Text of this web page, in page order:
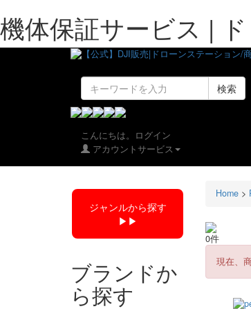
機体保証サービス |
検索
こんにちは。ログイン
アカウントサービス
Home >
0件
現在、
ジャンルから探す
▶︎▶︎
ブランドか
ら探す